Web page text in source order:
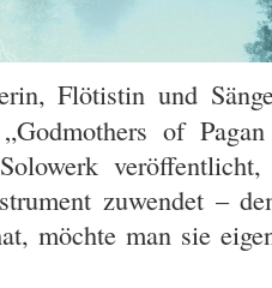
Flötistin und
of
zuwendet –
möchte man sie